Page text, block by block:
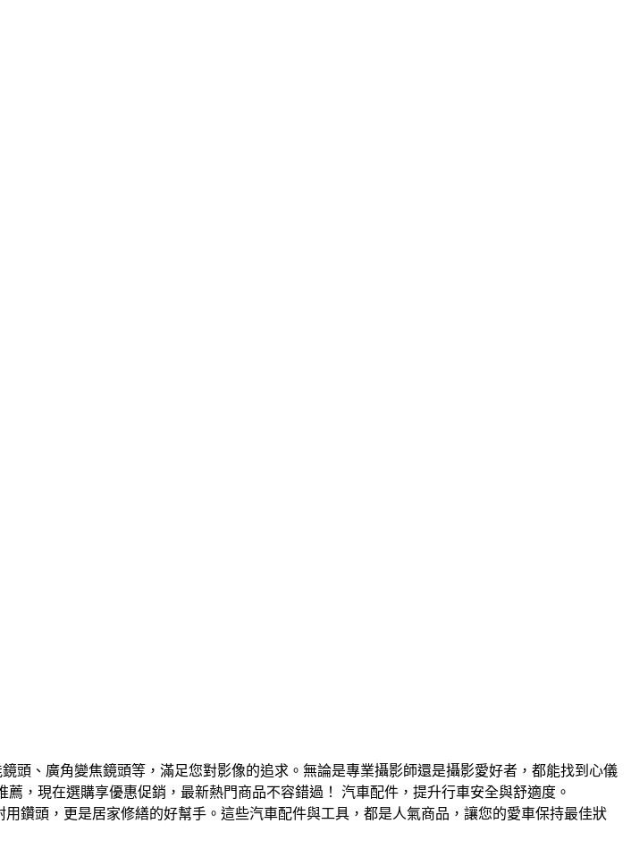
頭、廣角變焦鏡頭等，滿足您對影像的追求。無論是專業攝影師還是攝影愛好者，都能找到心儀
，現在選購享優惠促銷，最新熱門商品不容錯過！ 汽車配件，提升行車安全與舒適度。
鑽頭，更是居家修繕的好幫手。這些汽車配件與工具，都是人氣商品，讓您的愛車保持最佳狀